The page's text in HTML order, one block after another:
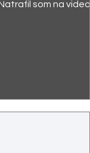
som na video,